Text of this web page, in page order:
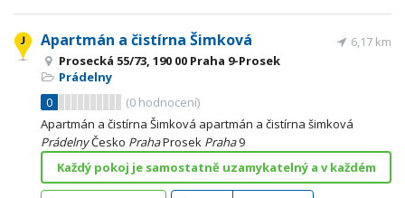
Apartmán a čistírna Šimková
Prosecká 55/73, 190 00 Praha 9-Prosek
Prádelny
0
(0 hodnocení)
6,17 km
Apartmán a čistírna Šimková apartmán a čistírna šimková
PrádelnyČesko PrahaProsek Praha9
Každý pokoj je samostatně uzamykatelný a v každém